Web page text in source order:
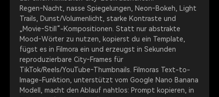
Regen‑Nacht, nasse Spiegelungen, Neon‑Bokeh, Light
Trails, Dunst/Volumenlicht, starke Kontraste und
„Movie‑Still“-Kompositionen. Statt nur abstrakte
Mood‑Wörter zu nutzen, kopierst du ein Template,
fügst es in Filmora ein und erzeugst in Sekunden
reproduzierbare City‑Frames für
TikTok/Reels/YouTube‑Thumbnails. Filmoras Text-to-
Image-Funktion, unterstützt vom Google Nano Banana
Modell, macht den Ablauf nahtlos: Prompt kopieren, in